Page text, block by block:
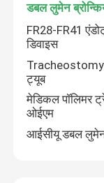
डबल लुमेन
FR28-FR41
डिवाइस
Tracheostomy
ट्यूब
मेडिकल पॉलिमर
ओईएम
आईसीयू डबल